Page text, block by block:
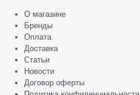
О магазине
Бренды
Оплата
Доставка
Статьи
Новости
Договор оферты